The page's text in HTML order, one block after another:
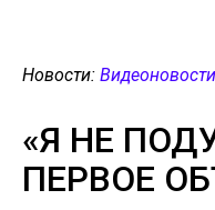
Новости: Видеоновости
«Я НЕ
ПЕРВОЕ